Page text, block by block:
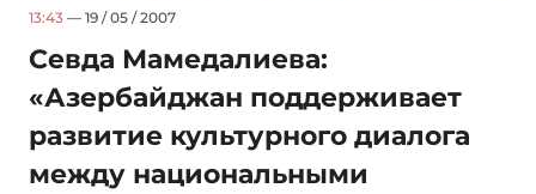
13:43 — 19 / 05 / 2007
Севда Мамедалиева:
«Азербайджан поддерживает
развитие культурного диалога
между национальными